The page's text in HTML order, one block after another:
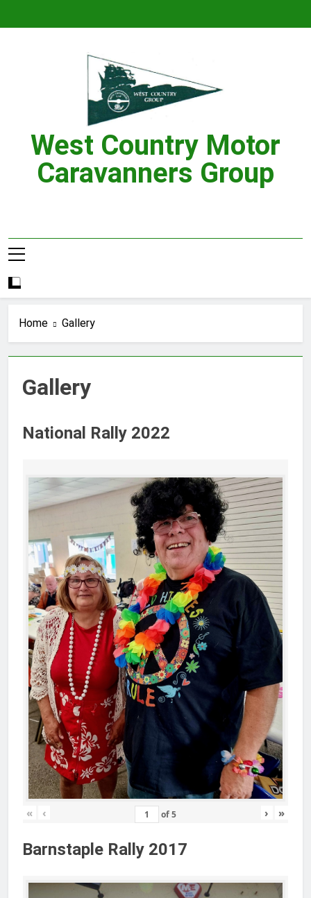
West Country Motor
Caravanners Group
Home Gallery
Gallery
National Rally 2022
« ‹ of5 › »
Barnstaple Rally 2017